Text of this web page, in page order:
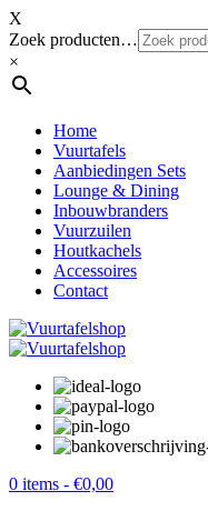
X
Zoek producten…
×
Home
Vuurtafels
Aanbiedingen Sets
Lounge & Dining
Inbouwbranders
Vuurzuilen
Houtkachels
Accessoires
Contact
0 items - €0,00